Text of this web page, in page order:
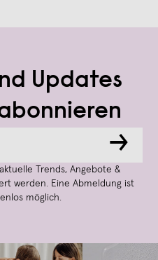
Updates
→
Trends, Angebote &
werden. Eine Abmeldung ist
möglich.